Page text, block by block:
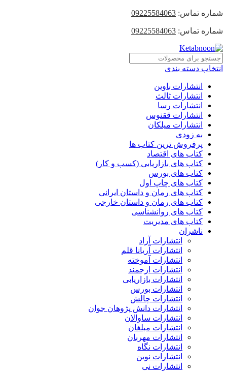
شماره تماس: 09225584063
شماره تماس: 09225584063
انتخاب دسته بندی
انتشارات باوین
انتشارات ثالث
انتشارات رسا
انتشارات ققنوس
انتشارات میلکان
به زودی
پرفروش ترین کتاب ها
کتاب های اقتصاد
کتاب های بازاریابی (کسب و کار)
کتاب های بورس
کتاب های چاپ اول
کتاب های رمان و داستان ایرانی
کتاب های رمان و داستان خارجی
کتاب های روانشناسی
کتاب های مدیریت
ناشران
انتشارات آراد
انتشارات آریانا قلم
انتشارات آموخته
انتشارات ارجمند
انتشارات بازاریابی
انتشارات بورس
انتشارات چالش
انتشارات دانش پژوهان جوان
انتشارات ساوالان
انتشارات مبلغان
انتشارات مهربان
انتشارات نگاه
انتشارات نوین
انتشارات نی